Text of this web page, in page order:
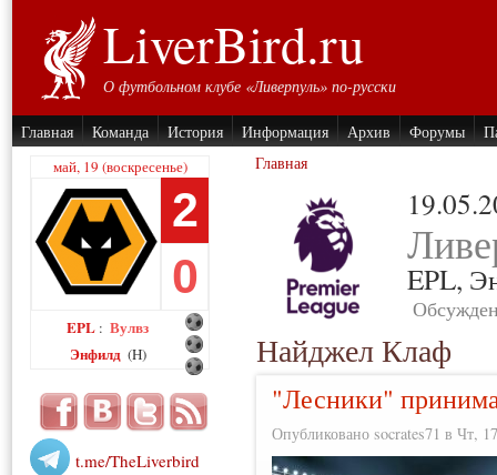
LiverBird.ru
О футбольном клубе «Ливерпуль» по-русски
Главная Команда История Информация Архив Форумы
май, 19 (воскресенье)
2
0
EPL : Вулвз
Энфилд (H)
t.me/TheLiverbird
Главная
EPL,
Найджел Клаф
"Лесники"
Опубликовано socrates71 в Чт,